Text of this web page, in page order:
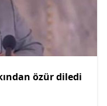
özür diledi